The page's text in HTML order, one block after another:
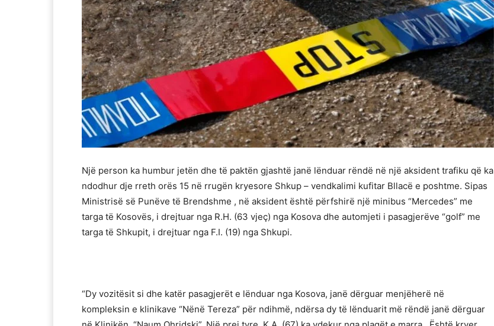
Një person ka humbur jetën dhe të paktën gjashtë janë lënduar rëndë në një aksident trafiku që ka
ndodhur dje rreth orës 15 në rrugën kryesore Shkup – vendkalimi kufitar Bllacë e poshtme. Sipas
Ministrisë së Punëve të Brendshme , në aksident është përfshirë një minibus “Mercedes” me
targa të Kosovës, i drejtuar nga R.H. (63 vjeç) nga Kosova dhe automjeti i pasagjerëve “golf” me
targa të Shkupit, i drejtuar nga F.I. (19) nga Shkupi.
“Dy vozitësit si dhe katër pasagjerët e lënduar nga Kosova, janë dërguar menjëherë në
kompleksin e klinikave “Nënë Tereza” për ndihmë, ndërsa dy të lënduarit më rëndë janë dërguar